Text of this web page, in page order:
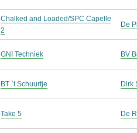
Chalked and Loaded/SPC Capelle
2
De
GNI Techniek BV
BT `t Schuurtje Dirk
Take 5 De